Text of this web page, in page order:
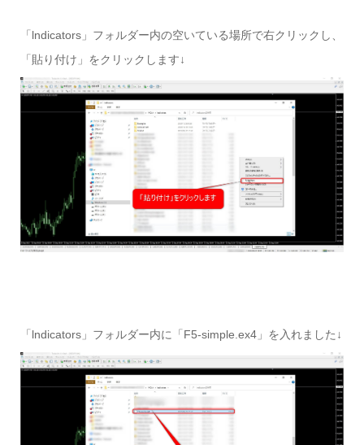
「lndicators」フォルダー内の空いている場所で右クリックし、
「貼り付け」をクリックします↓
「lndicators」フォルダー内に「F5-simple.ex4」を入れました↓